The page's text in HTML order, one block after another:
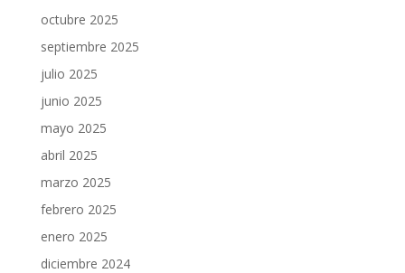
octubre 2025
septiembre 2025
julio 2025
junio 2025
mayo 2025
abril 2025
marzo 2025
febrero 2025
enero 2025
diciembre 2024